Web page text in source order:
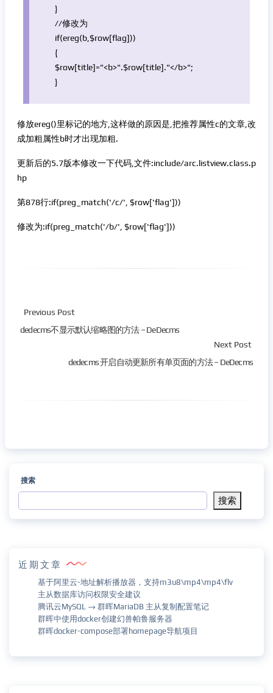
}
//修改为
if(ereg(b,$row[flag]))
{
$row[title]="<b>".$row[title]."</b>";
}
修放ereg()里标记的地方,这样做的原因是,把推荐属性c的文章,改
成加粗属性b时才出现加粗.
更新后的5.7版本修改一下代码,文件:include/arc.listview.class.p
hp
第878行:if(preg_match('/c/', $row['flag']))
修改为:if(preg_match('/b/', $row['flag']))
Previous Post
dedecms不显示默认缩略图的方法 – DeDecms
Next Post
dedecms 开启自动更新所有单页面的方法 – DeDecms
搜索
搜索
近期文章
基于阿里云-地址解析播放器，支持m3u8\mp4\mp4\flv
主从数据库访问权限安全建议
腾讯云MySQL → 群晖MariaDB 主从复制配置笔记
群晖中使用docker创建幻兽帕鲁服务器
群晖docker-compose部署homepage导航项目